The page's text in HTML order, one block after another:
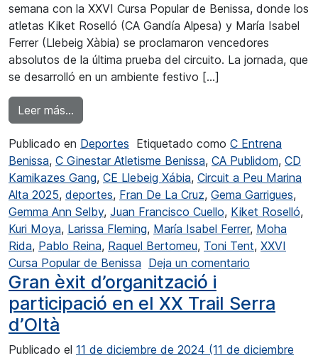
semana con la XXVI Cursa Popular de Benissa, donde los
atletas Kiket Roselló (CA Gandía Alpesa) y María Isabel
Ferrer (Llebeig Xàbia) se proclamaron vencedores
absolutos de la última prueba del circuito. La jornada, que
se desarrolló en un ambiente festivo […]
Leer más…
Publicado en Deportes Etiquetado como C Entrena
Benissa, C Ginestar Atletisme Benissa, CA Publidom, CD
Kamikazes Gang, CE Llebeig Xábia, Circuit a Peu Marina
Alta 2025, deportes, Fran De La Cruz, Gema Garrigues,
Gemma Ann Selby, Juan Francisco Cuello, Kiket Roselló,
Kuri Moya, Larissa Fleming, María Isabel Ferrer, Moha
Rida, Pablo Reina, Raquel Bertomeu, Toni Tent, XXVI
Cursa Popular de Benissa Deja un comentario
Gran èxit d’organització i
participació en el XX Trail Serra
d’Oltà
Publicado el 11 de diciembre de 2024 (11 de diciembre